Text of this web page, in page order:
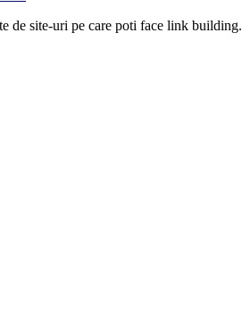
de site-uri pe care poti face link building.